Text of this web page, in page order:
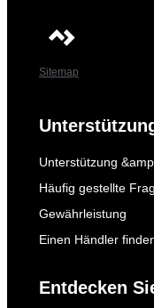
Sitemap
Unterstützung
Häufig gestellte
Gewährleistung
Einen Händler
Entdecken